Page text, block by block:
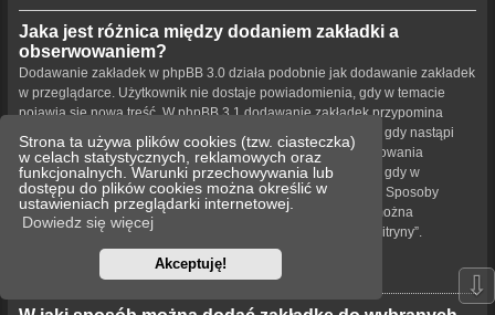
Strona ta używa plików cookies (tzw. ciasteczka)
w celach statystycznych, reklamowych oraz
funkcjonalnych. Warunki przechowywania lub
dostępu do plików cookies można określić w
ustawieniach przeglądarki internetowej.
Dowiedz się więcej
Akceptuję!
Jaka jest różnica między dodaniem zakładki a
obserwowaniem?
Dodawanie zakładek w phpBB 3.0 działa podobnie jak dodawanie zakładek
w przeglądarce. Użytkownik nie dostaje powiadomienia, gdy w temacie
pojawia się nowa treść. W phpBB 3.1 dodawanie zakładek przypomina
obserwowanie tematu. Użytkownik może być powiadamiany, gdy nastąpi
aktualizacja tematu oznaczonego zakładką. Funkcja obserwowania
powiadamia użytkownika – w wybrany przez niego sposób – gdy w
obserwowanym temacie bądź forum pojawiła się nowa treść. Sposoby
powiadamiania dla zakładek i obserwowanych elementów można
konfigurować w panelu użytkownika na karcie „Ustawienia witryny”.
⇩